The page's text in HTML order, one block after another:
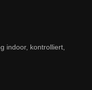
indoor, kontrolliert,